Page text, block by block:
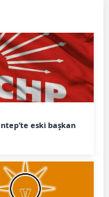
eski başkan